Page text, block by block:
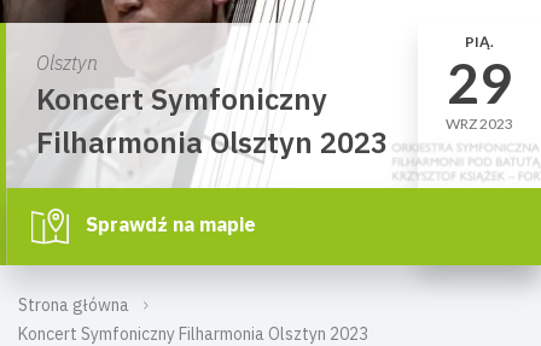
Strona główna
Koncert Symfoniczny Filharmonia Olsztyn 2023
Olsztyn
Koncert Symfoniczny
Filharmonia Olsztyn 2023
PIĄ.
29
WRZ 2023
Sprawdź na mapie